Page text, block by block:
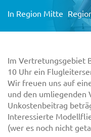
In Region Mitte
Im Vertretungsgebiet
10 Uhr ein
Wir freuen uns auf
und den umliegenden
Unkostenbeitrag
Interessierte
(wer es noch nicht